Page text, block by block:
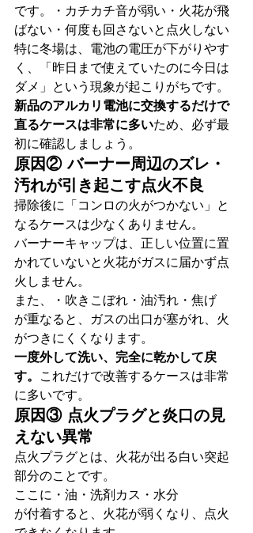
です。・カチカチ音が弱い・火花が飛
ばない・何度も回さないと点火しない
特に冬場は、電池の電圧が下がりやす
く、「昨日まで使えていたのに今日は
ダメ」という現象が起こりがちです。
新品のアルカリ電池に交換するだけで
直るケースは非常に多いため、必ず最
初に確認しましょう。
原因② バーナー周辺のズレ・
汚れが引き起こす点火不良
掃除後に「コンロの火がつかない」と
なるケースは少なくありません。
バーナーキャップは、正しい位置に置
かれていないと火花がガスに届かず点
火しません。
また、・吹きこぼれ・油汚れ・焦げ
が重なると、ガスの出口が塞がれ、火
がつきにくくなります。
一度外して洗い、完全に乾かして戻
す。
これだけで改善するケースは非常
に多いです。
原因③ 点火プラグと炎口の見
えない異常
点火プラグとは、火花が出る白い突起
部分のことです。
ここに・油・洗剤カス・水分
が付着すると、火花が弱くなり、点火